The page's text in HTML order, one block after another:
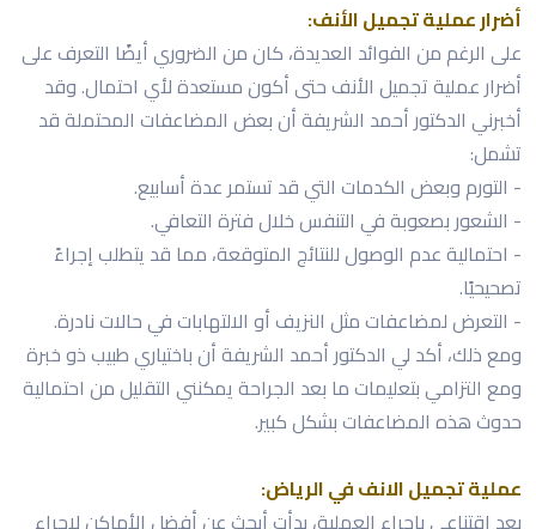
أضرار عملية تجميل الأنف:
على الرغم من الفوائد العديدة، كان من الضروري أيضًا التعرف على
أضرار عملية تجميل الأنف حتى أكون مستعدة لأي احتمال. وقد
أخبرني الدكتور أحمد الشريفة أن بعض المضاعفات المحتملة قد
تشمل:
- التورم وبعض الكدمات التي قد تستمر عدة أسابيع.
- الشعور بصعوبة في التنفس خلال فترة التعافي.
- احتمالية عدم الوصول للنتائج المتوقعة، مما قد يتطلب إجراءً
تصحيحيًا.
- التعرض لمضاعفات مثل النزيف أو الالتهابات في حالات نادرة.
ومع ذلك، أكد لي الدكتور أحمد الشريفة أن باختياري طبيب ذو خبرة
ومع التزامي بتعليمات ما بعد الجراحة يمكنني التقليل من احتمالية
حدوث هذه المضاعفات بشكل كبير.
عملية تجميل الانف في الرياض:
بعد اقتناعي بإجراء العملية، بدأت أبحث عن أفضل الأماكن لإجراء